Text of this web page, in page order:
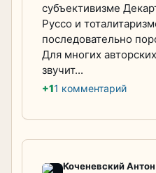
субъективизме
Руссо и
последовательно
Для многих
звучит...
+11 комментарий
Коченевский Антон